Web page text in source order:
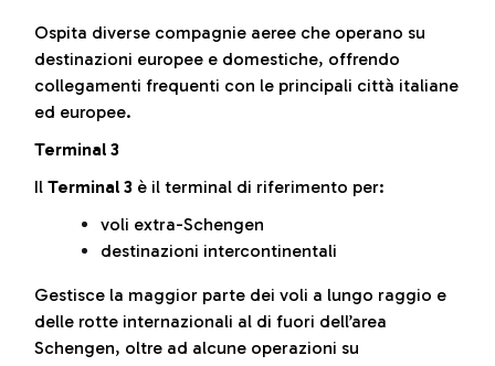
Ospita diverse compagnie aeree che operano su
destinazioni europee e domestiche, offrendo
collegamenti frequenti con le principali città italiane
ed europee.
Terminal 3
Il Terminal 3 è il terminal di riferimento per:
voli extra-Schengen
destinazioni intercontinentali
Gestisce la maggior parte dei voli a lungo raggio e
delle rotte internazionali al di fuori dell’area
Schengen, oltre ad alcune operazioni su